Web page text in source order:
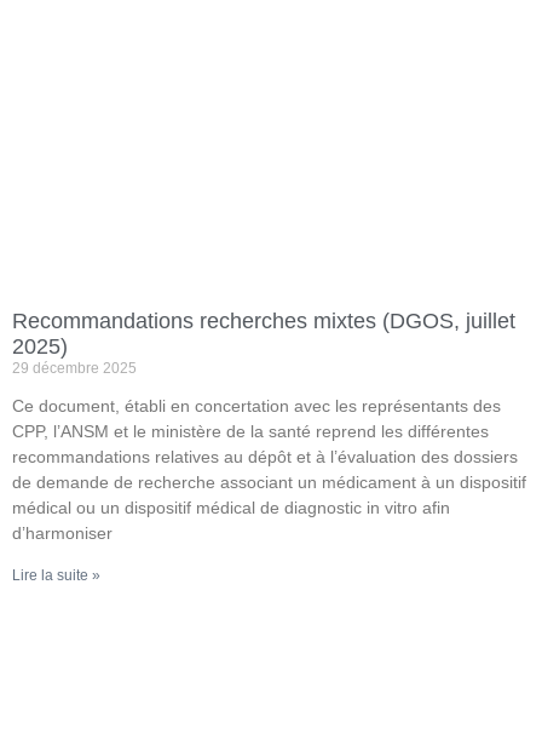
Recommandations recherches mixtes (DGOS, juillet
2025)
29 décembre 2025
Ce document, établi en concertation avec les représentants des
CPP, l’ANSM et le ministère de la santé reprend les différentes
recommandations relatives au dépôt et à l’évaluation des dossiers
de demande de recherche associant un médicament à un dispositif
médical ou un dispositif médical de diagnostic in vitro afin
d’harmoniser
Lire la suite »